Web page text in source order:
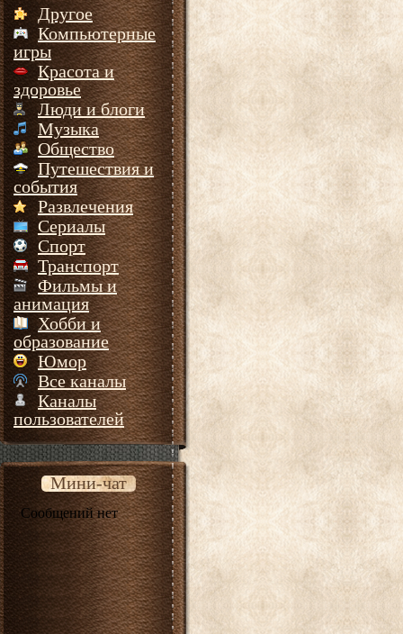
Другое
Компьютерные
игры
Красота и
здоровье
Люди и блоги
Музыка
Общество
Путешествия и
события
Развлечения
Сериалы
Спорт
Транспорт
Фильмы и
анимация
Хобби и
образование
Юмор
Все каналы
Каналы
пользователей
Мини-чат